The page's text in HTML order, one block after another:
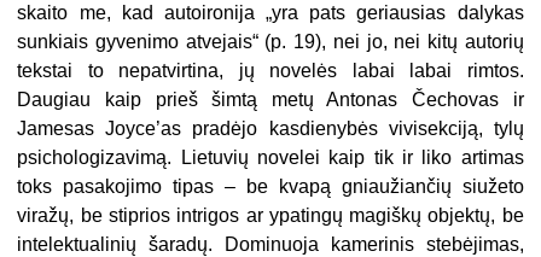
skaito me, kad autoironija „yra pats geriausias dalykas
sunkiais gyvenimo atvejais“ (p. 19), nei jo, nei kitų autorių
tekstai to nepatvirtina, jų novelės labai labai rimtos.
Daugiau kaip prieš šimtą metų Antonas Čechovas ir
Jamesas Joyce’as pradėjo kasdienybės vivisekciją, tylų
psichologizavimą. Lietuvių novelei kaip tik ir liko artimas
toks pasakojimo tipas – be kvapą gniaužiančių siužeto
viražų, be stiprios intrigos ar ypatingų magiškų objektų, be
intelektualinių šaradų. Dominuoja kamerinis stebėjimas,